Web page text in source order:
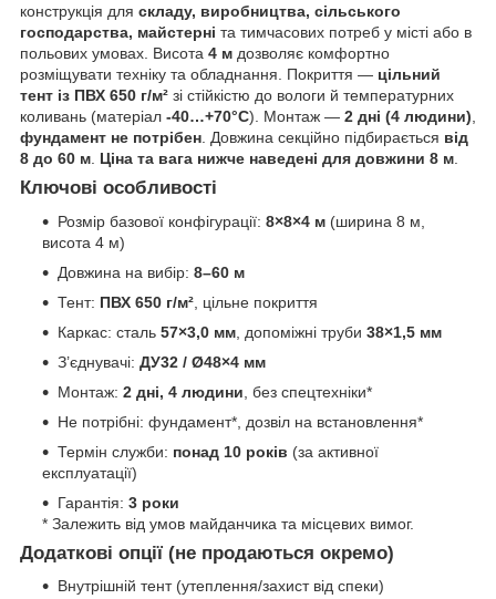
конструкція для складу, виробництва, сільського
господарства, майстерні та тимчасових потреб у місті або в
польових умовах. Висота 4 м дозволяє комфортно
розміщувати техніку та обладнання. Покриття — цільний
тент із ПВХ 650 г/м² зі стійкістю до вологи й температурних
коливань (матеріал -40…+70°C). Монтаж — 2 дні (4 людини)
фундамент не потрібен . Довжина секційно підбирається від
8 до 60 м Ціна та вага нижче наведені для довжини 8 м
Ключові особливості
Розмір базової конфігурації: 8×8×4 м (ширина 8 м,
висота 4 м)
Довжина на вибір: 8–60 м
Тент: ПВХ 650 г/м² , цільне покриття
Каркас: сталь 57×3,0 мм , допоміжні труби 38×1,5 мм
З’єднувачі: ДУ32 / Ø48×4 мм
Монтаж: 2 дні, 4 людини , без спецтехніки*
Не потрібні: фундамент*, дозвіл на встановлення*
Термін служби: понад 10 років (за активної
експлуатації)
Гарантія: 3 роки
* Залежить від умов майданчика та місцевих вимог.
Додаткові опції (не продаються окремо)
Внутрішній тент (утеплення/захист від спеки)